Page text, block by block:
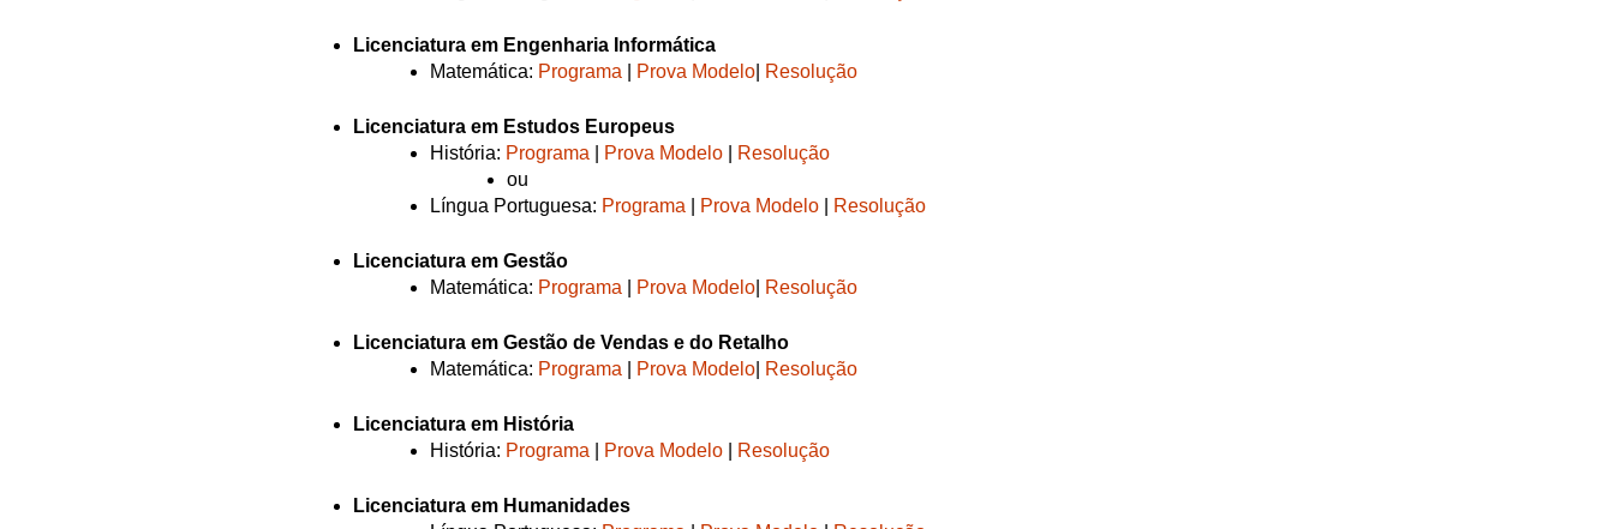
Licenciatura em Engenharia Informática
Matemática: Programa Prova Modelo Resolução
Licenciatura em Estudos Europeus
História: Programa Prova Modelo
Resolução
ou
Língua Portuguesa: Programa Prova Modelo Resolução
Licenciatura em Gestão
Matemática: Programa Prova Modelo Resolução
Licenciatura em Gestão de Vendas e do Retalho
Matemática: Programa Prova Modelo Resolução
Licenciatura em História
História: Programa Prova Modelo Resolução
Licenciatura em Humanidades